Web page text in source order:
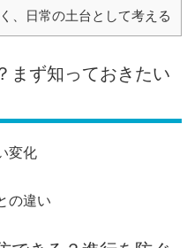
、日常の土台として考える
まず知っておきたい
変化
の違い